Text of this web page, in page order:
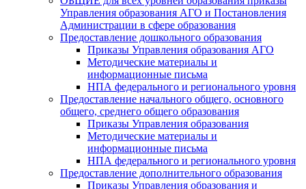
Управления образования АГО и Постановления
Администрации в сфере образования
Предоставление дошкольного образования
Приказы Управления образования АГО
Методические материалы и
информационные письма
НПА федерального и регионального уровня
Предоставление начального общего, основного
общего, среднего общего образования
Приказы Управления образования
Методические материалы и
информационные письма
НПА федерального и регионального уровня
Предоставление дополнительного образования
Приказы Управления образования и